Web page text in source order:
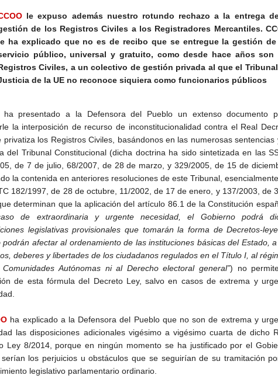
le expuso además nuestro rotundo rechazo a la entrega
de los Registros Civiles a los Registradores Mercantiles.
ha explicado que no es de recibo que se entregue la gestión
público, universal y gratuito, como desde hace años son
Civiles, a un colectivo de gestión privada al que el
de la UE no reconoce siquiera como funcionarios públicos
ha presentado a la Defensora del Pueblo un extenso documento
la interposición de recurso de inconstitucionalidad contra el Real
privatiza los Registros Civiles, basándonos en las numerosas sentencias
del Tribunal Constitucional (dicha doctrina ha sido sintetizada en las
de 7 de julio, 68/2007, de 28 de marzo, y 329/2005, de 15 de
la contenida en anteriores resoluciones de este Tribunal,
182/1997, de 28 de octubre, 11/2002, de 17 de enero, y 137/2003, de
determinan que la aplicación del artículo 86.1 de la Constitución
de extraordinaria y urgente necesidad, el Gobierno podrá
legislativas provisionales que tomarán la forma de Decretos-
podrán afectar al ordenamiento de las instituciones básicas del Estado,
deberes y libertades de los ciudadanos regulados en el Título I, al
Autónomas ni al Derecho electoral general”) no
de esta fórmula del Decreto Ley, salvo en casos de extrema y
ha explicado a la Defensora del Pueblo que no son de extrema y
las disposiciones adicionales vigésimo a vigésimo cuarta de dicho
Ley 8/2014, porque en ningún momento se ha justificado por el
los perjuicios u obstáculos que se seguirían de su tramitación
legislativo parlamentario ordinario.